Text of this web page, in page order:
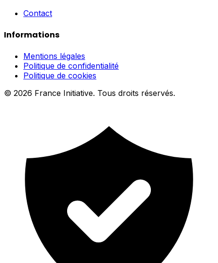
Contact
Informations
Mentions légales
Politique de confidentialité
Politique de cookies
© 2026 France Initiative. Tous droits réservés.